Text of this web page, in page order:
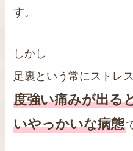
す。
しかし
足裏という常にストレ
度強い痛みが出る
いやっかいな病態